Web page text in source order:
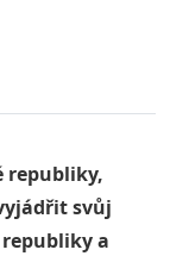
republiky,
svůj
a